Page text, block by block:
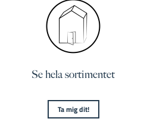
Se hela sortimentet
Ta mig dit!